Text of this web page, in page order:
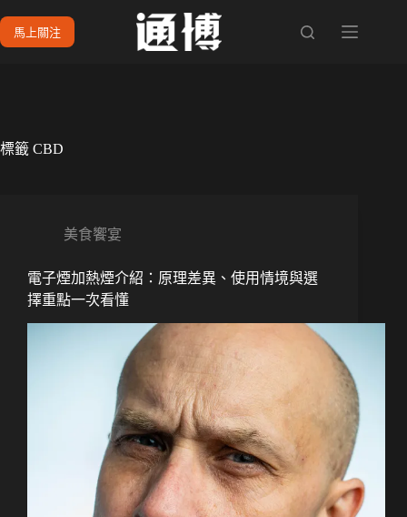
馬上關注
標籤 CBD
美食饗宴
電子煙加熱煙介紹：原理差異、使用情境與選
擇重點一次看懂